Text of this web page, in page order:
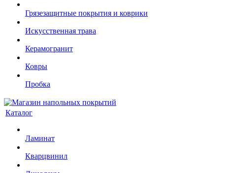
Грязезащитные покрытия и коврики
Искусственная трава
Керамогранит
Ковры
Пробка
Каталог
Ламинат
Кварцвинил